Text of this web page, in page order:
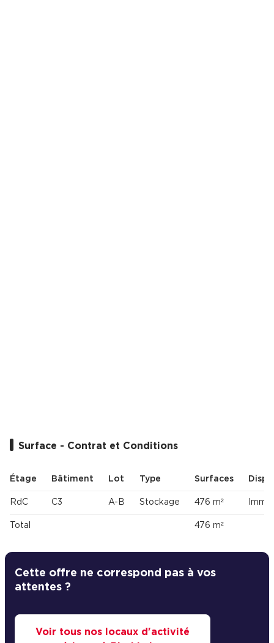
Surface - Contrat et Conditions
Étage Bâtiment Lot Type Surfaces
RdC C3 A-B Stockage 476 m²
Total 476 m²
Cette offre ne correspond pas à vos
attentes ?
Voir tous nos locaux d'activité